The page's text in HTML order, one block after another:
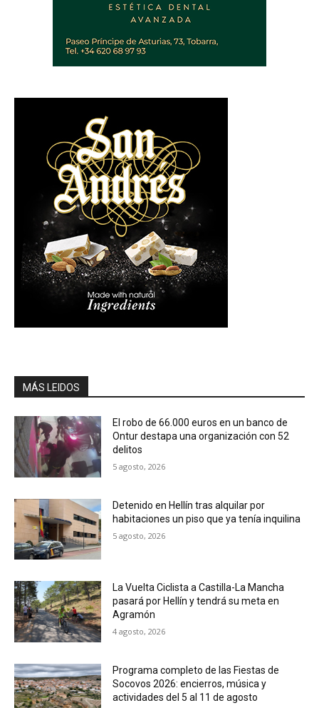
MÁS LEIDOS
El robo de 66.000 euros en un banco de
Ontur destapa una organización con 52
delitos
5 agosto, 2026
Detenido en Hellín tras alquilar por
habitaciones un piso que ya tenía inquilina
5 agosto, 2026
La Vuelta Ciclista a Castilla-La Mancha
pasará por Hellín y tendrá su meta en
Agramón
4 agosto, 2026
Programa completo de las Fiestas de
Socovos 2026: encierros, música y
actividades del 5 al 11 de agosto